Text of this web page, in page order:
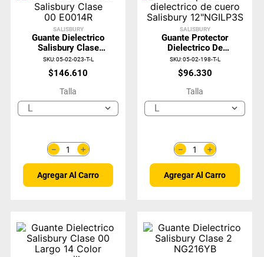
SALISBURY
Guante Dielectrico
Salisbury Clase
00 E0014R
SKU:05-02-023-T-L
$146.610
Talla
L
＋
－
Agregar Al Carro
SALISBURY
Guante Protector
Dielectrico De
Cuero Salisbury
12"NGILP3S
SKU:05-02-198-T-L
$96.330
Talla
L
＋
－
Agregar Al Carro